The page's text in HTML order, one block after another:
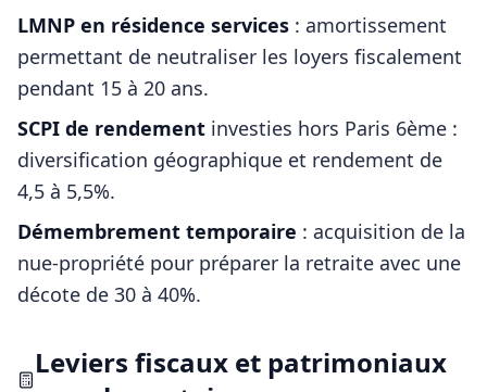
LMNP en résidence services : amortissement
permettant de neutraliser les loyers fiscalement
pendant 15 à 20 ans.
SCPI de rendement investies hors Paris 6ème :
diversification géographique et rendement de
4,5 à 5,5%.
Démembrement temporaire : acquisition de la
nue-propriété pour préparer la retraite avec une
décote de 30 à 40%.
Leviers fiscaux et patrimoniaux